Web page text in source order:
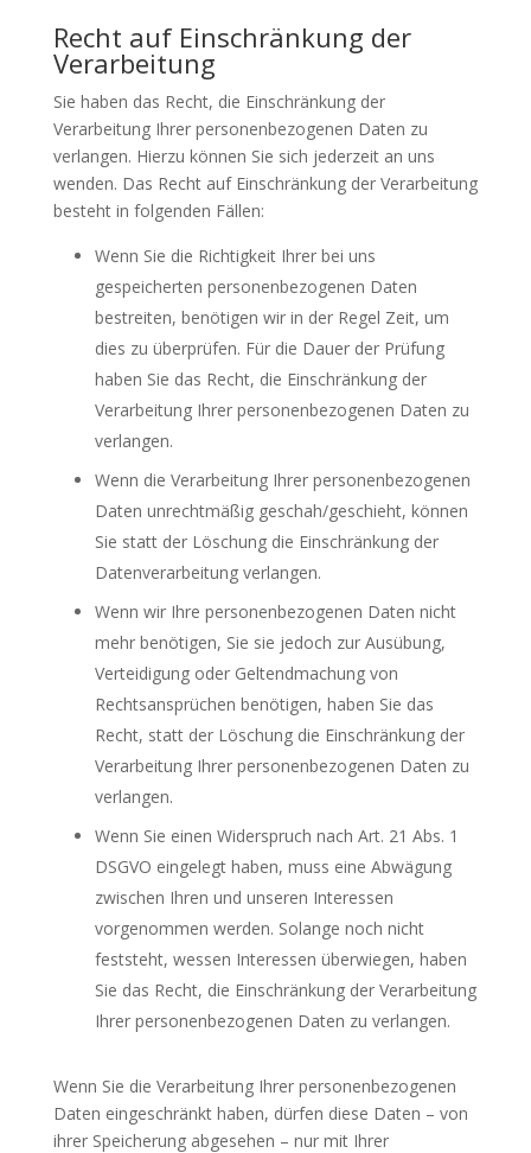
Recht auf Einschränkung der
Verarbeitung
Sie haben das Recht, die Einschränkung der
Verarbeitung Ihrer personenbezogenen Daten zu
verlangen. Hierzu können Sie sich jederzeit an uns
wenden. Das Recht auf Einschränkung der Verarbeitung
besteht in folgenden Fällen:
Wenn Sie die Richtigkeit Ihrer bei uns
gespeicherten personenbezogenen Daten
bestreiten, benötigen wir in der Regel Zeit, um
dies zu überprüfen. Für die Dauer der Prüfung
haben Sie das Recht, die Einschränkung der
Verarbeitung Ihrer personenbezogenen Daten zu
verlangen.
Wenn die Verarbeitung Ihrer personenbezogenen
Daten unrechtmäßig geschah/geschieht, können
Sie statt der Löschung die Einschränkung der
Datenverarbeitung verlangen.
Wenn wir Ihre personenbezogenen Daten nicht
mehr benötigen, Sie sie jedoch zur Ausübung,
Verteidigung oder Geltendmachung von
Rechtsansprüchen benötigen, haben Sie das
Recht, statt der Löschung die Einschränkung der
Verarbeitung Ihrer personenbezogenen Daten zu
verlangen.
Wenn Sie einen Widerspruch nach Art. 21 Abs. 1
DSGVO eingelegt haben, muss eine Abwägung
zwischen Ihren und unseren Interessen
vorgenommen werden. Solange noch nicht
feststeht, wessen Interessen überwiegen, haben
Sie das Recht, die Einschränkung der Verarbeitung
Ihrer personenbezogenen Daten zu verlangen.
Wenn Sie die Verarbeitung Ihrer personenbezogenen
Daten eingeschränkt haben, dürfen diese Daten – von
ihrer Speicherung abgesehen – nur mit Ihrer